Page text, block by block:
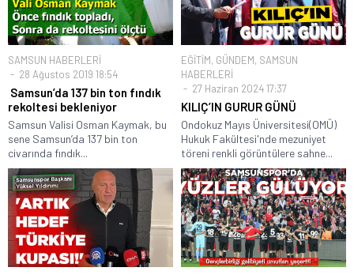
SAMSUN HABERLERİ
28 Ağustos 2019 18:54
Samsun’da 137 bin ton fındık
rekoltesi bekleniyor
Samsun Valisi Osman Kaymak, bu
sene Samsun’da 137 bin ton
civarında fındık...
EĞİTİM, GÜNDEM, SAMSUN
HABERLERİ
27 Haziran 2024 17:37
KILIÇ’IN GURUR GÜNÜ
Ondokuz Mayıs Üniversitesi(OMÜ)
Hukuk Fakültesi'nde mezuniyet
töreni renkli görüntülere sahne...